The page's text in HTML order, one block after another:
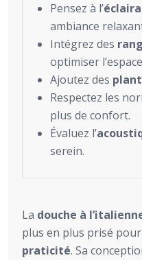
Pensez à l’
ambiance
Intégrez des
optimiser
Ajoutez des
Respectez les
plus de confort.
Évaluez l’
serein.
La douche à
plus en plus prisé
praticité. Sa